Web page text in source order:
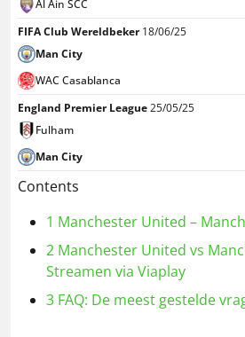
Al Ain SCC
FIFA Club Wereldbeker18/06/25
WAC Casablanca
Man City
England Premier League25/05/25
Fulham
Man City
Contents
1 Manchester United –
2 Manchester United vs
Streamen via Viaplay
3 FAQ: De meest gestelde